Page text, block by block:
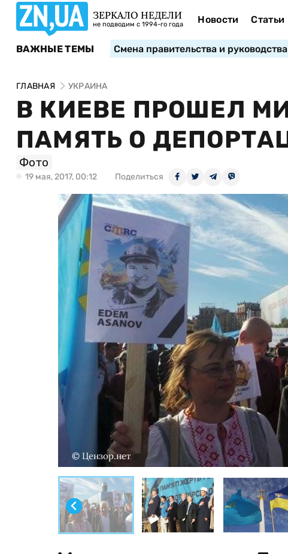
ЗЕРКАЛО НЕДЕЛИ
не подводим с 1994-го года Новости Статьи
ВАЖНЫЕ ТЕМЫ Смена правительства и
ГЛАВНАЯ УКРАИНА
В КИЕВЕ ПРОШЕЛ
ПАМЯТЬ О
Фото
19 мая, 2017, 00:12 Поделиться
© Цензор.нет